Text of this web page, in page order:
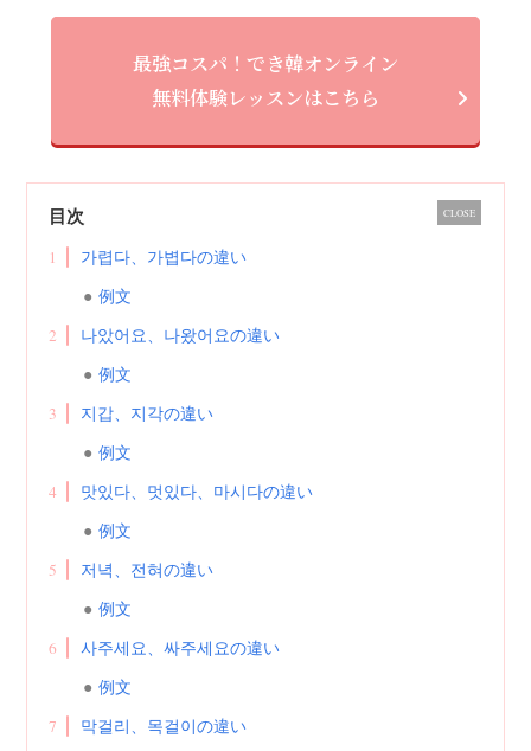
最強コスパ！でき韓オンライン
無料体験レッスンはこちら
目次 CLOSE
1
가렵다、가볍다の違い
例文
2
나았어요、나왔어요の違い
例文
3
지갑、지각の違い
例文
4
맛있다、멋있다、마시다の違い
例文
5
저녁、전혀の違い
例文
6
사주세요、싸주세요の違い
例文
7
막걸리、목걸이の違い